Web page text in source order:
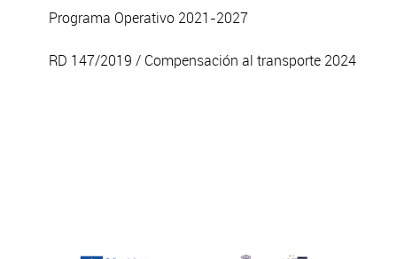
Programa Operativo 2021-2027
RD 147/2019 / Compensación al transporte 2024